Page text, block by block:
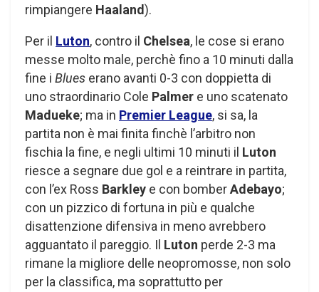
rimpiangere Haaland).
Per il Luton, contro il Chelsea, le cose si erano
messe molto male, perchè fino a 10 minuti dalla
fine i Blues erano avanti 0-3 con doppietta di
uno straordinario Cole Palmer e uno scatenato
Madueke; ma in Premier League, si sa, la
partita non è mai finita finchè l’arbitro non
fischia la fine, e negli ultimi 10 minuti il Luton
riesce a segnare due gol e a reintrare in partita,
con l’ex Ross Barkley e con bomberAdebayo;
con un pizzico di fortuna in più e qualche
disattenzione difensiva in meno avrebbero
agguantato il pareggio. Il Luton perde 2-3 ma
rimane la migliore delle neopromosse, non solo
per la classifica, ma soprattutto per